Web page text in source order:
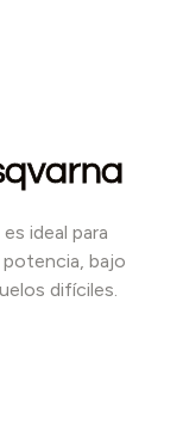
ideal para
bajo
difíciles.